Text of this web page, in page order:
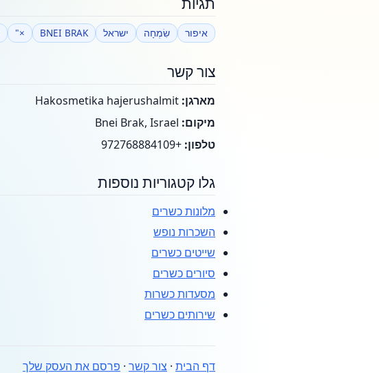
איפור שִׂמְחָה ישראל BNEI BRAK
×"
צור קשר
מארגן:
מיקום:
טלפון: +972768884109
גלו קטגוריות נוספות
מלונות כשרים
השכרות נופש
שייטים כשרים
סיורים כשרים
מסעדות כשרות
שירותים כשרים
דף הבית · צור קשר · פרסם את העסק שלך